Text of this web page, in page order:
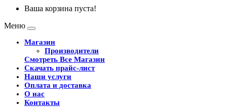
Ваша корзина пуста!
Меню
Магазин
Производители
Смотреть Все Магазин
Скачать прайс-лист
Наши услуги
Оплата и доставка
О нас
Контакты